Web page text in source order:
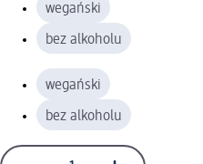
wegański
bez alkoholu
wegański
bez alkoholu